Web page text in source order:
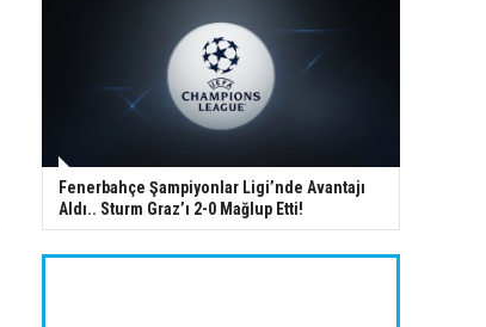
Fenerbahçe Şampiyonlar Ligi’nde Avantajı
Aldı.. Sturm Graz’ı 2-0 Mağlup Etti!